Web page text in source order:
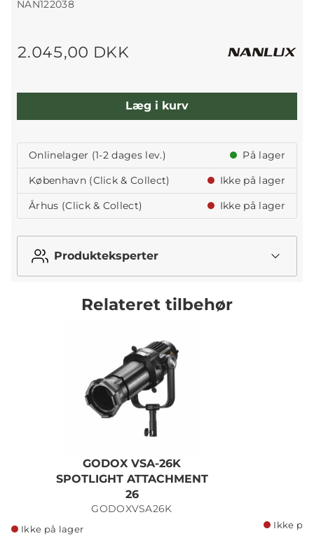
NAN122038
2.045,00 DKK
Læg i kurv
Onlinelager (1-2 dages lev.)
På lager
København (Click & Collect)
Ikke på lager
Århus (Click & Collect)
Ikke på lager
Produkteksperter
Relateret tilbehør
GODOX VSA-26K
SPOTLIGHT ATTACHMENT
26
GODOXVSA26K
Ikke på lager Ikke på